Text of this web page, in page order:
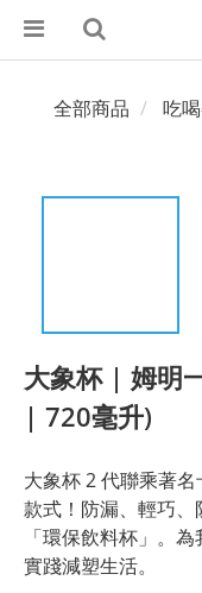
全部商品 吃
大象杯 | 姆明
| 720毫升)
大象杯 2 代聯乘著名
款式！防漏、輕巧
「環保飲料杯」。
實踐減塑生活。